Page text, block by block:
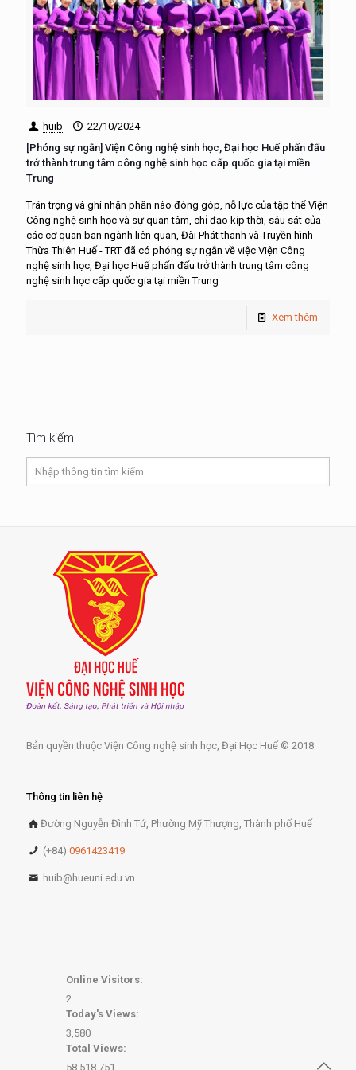
huib -
22/10/2024
[Phóng sự ngắn] Viện Công nghệ sinh học, Đại học Huế phấn đấu
trở thành trung tâm công nghệ sinh học cấp quốc gia tại miền
Trung
Trân trọng và ghi nhận phần nào đóng góp, nỗ lực của tập thể Viện
Công nghệ sinh học và sự quan tâm, chỉ đạo kịp thời, sâu sát của
các cơ quan ban ngành liên quan, Đài Phát thanh và Truyền hình
Thừa Thiên Huế - TRT đã có phóng sự ngắn về việc Viện Công
nghệ sinh học, Đại học Huế phấn đấu trở thành trung tâm công
nghệ sinh học cấp quốc gia tại miền Trung
Xem thêm
Tìm kiếm
Bản quyền thuộc Viện Công nghệ sinh học, Đại Học Huế © 2018
Thông tin liên hệ
Đường Nguyễn Đình Tứ, Phường Mỹ Thượng, Thành phố Huế
(+84)0961423419
huib@hueuni.edu.vn
Online Visitors:
2
Today's Views:
3,580
Total Views:
58,518,751